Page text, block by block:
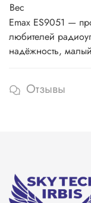
Вес
Emax ES9051 —
любителей
надёжность,
Отзывы